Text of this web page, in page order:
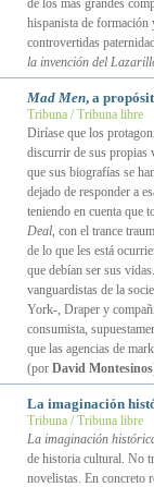
de los más grandes
hispanista de formación
controvertidas
la invención del
Mad Men, a
Tribuna / Tribuna libre
Diríase que los
discurrir de sus propias
que sus biografías se
dejado de responder a
teniendo en cuenta que
Deal, con el trance
de lo que les está
que debían ser sus
vanguardistas de la
York-, Draper y
consumista,
que las agencias de
(por David Montesinos
La imaginación
Tribuna / Tribuna libre
La imaginación
de historia cultural. No
novelistas. En concreto